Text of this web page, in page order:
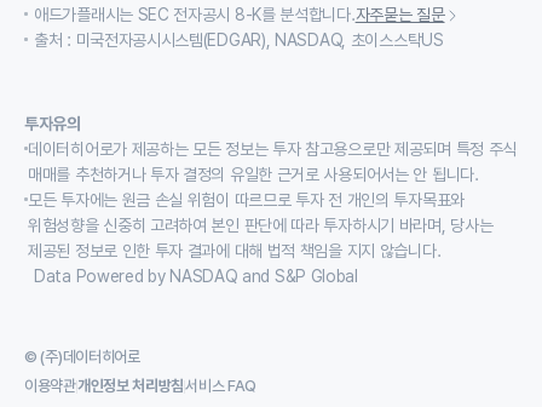
애드가플래시는 SEC 전자공시 8-K를 분석합니다.자주묻는 질문
출처 : 미국전자공시시스템(EDGAR), NASDAQ, 초이스스탁US
투자유의
데이터히어로가 제공하는 모든 정보는 투자 참고용으로만 제공되며 특정 주식
매매를 추천하거나 투자 결정의 유일한 근거로 사용되어서는 안 됩니다.
모든 투자에는 원금 손실 위험이 따르므로 투자 전 개인의 투자목표와
위험성향을 신중히 고려하여 본인 판단에 따라 투자하시기 바라며, 당사는
제공된 정보로 인한 투자 결과에 대해 법적 책임을 지지 않습니다.
Data Powered by NASDAQ and S&P Global
© (주)데이터히어로
이용약관개인정보 처리방침서비스 FAQ